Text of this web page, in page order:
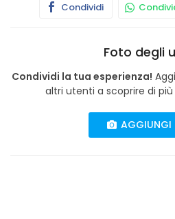
Condividi
Foto degli
Condividi la tua esperienza!
altri utenti a scoprire di
AGGIUNGI